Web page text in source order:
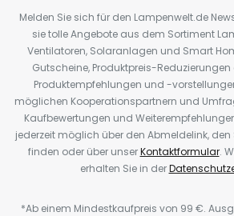
Melden Sie sich für den Lampenwelt.de
sie tolle Angebote aus dem Sortiment
Ventilatoren, Solaranlagen und Smart
Gutscheine, Produktpreis-Reduzierungen
Produktempfehlungen und -
möglichen Kooperationspartnern und
Kaufbewertungen und
jederzeit möglich über den Abmeldelink, den
finden oder über unserKontaktformular.
erhalten Sie in der
*Ab einem Mindestkaufpreis von 99 €.